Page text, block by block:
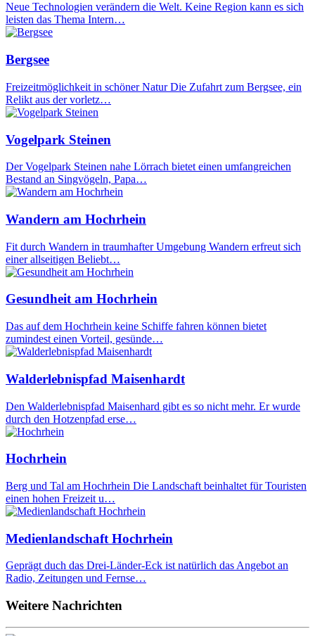
Neue Technologien verändern die Welt. Keine Region kann es sich
leisten das Thema Intern…
Bergsee
Freizeitmöglichkeit in schöner Natur Die Zufahrt zum Bergsee, ein
Relikt aus der vorletz…
Vogelpark Steinen
Der Vogelpark Steinen nahe Lörrach bietet einen umfangreichen
Bestand an Singvögeln, Papa…
Wandern am Hochrhein
Fit durch Wandern in traumhafter Umgebung Wandern erfreut sich
einer allseitigen Beliebt…
Gesundheit am Hochrhein
Das auf dem Hochrhein keine Schiffe fahren können bietet
zumindest einen Vorteil, gesünde…
Walderlebnispfad Maisenhardt
Den Walderlebnispfad Maisenhard gibt es so nicht mehr. Er wurde
durch den Hotzenpfad erse…
Hochrhein
Berg und Tal am Hochrhein Die Landschaft beinhaltet für Touristen
einen hohen Freizeit u…
Medienlandschaft Hochrhein
Geprägt duch das Drei-Länder-Eck ist natürlich das Angebot an
Radio, Zeitungen und Fernse…
Weitere Nachrichten